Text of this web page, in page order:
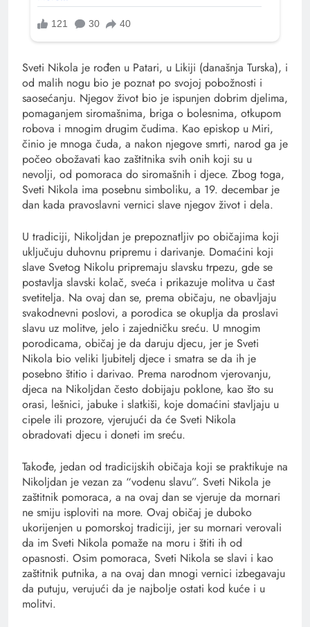
Sveti Nikola je rođen u Patari, u Likiji (današnja Turska), i
od malih nogu bio je poznat po svojoj pobožnosti i
saosećanju. Njegov život bio je ispunjen dobrim djelima,
pomaganjem siromašnima, briga o bolesnima, otkupom
robova i mnogim drugim čudima. Kao episkop u Miri,
činio je mnoga čuda, a nakon njegove smrti, narod ga je
počeo obožavati kao zaštitnika svih onih koji su u
nevolji, od pomoraca do siromašnih i djece. Zbog toga,
Sveti Nikola ima posebnu simboliku, a 19. decembar je
dan kada pravoslavni vernici slave njegov život i dela.
U tradiciji, Nikoljdan je prepoznatljiv po običajima koji
uključuju duhovnu pripremu i darivanje. Domaćini koji
slave Svetog Nikolu pripremaju slavsku trpezu, gde se
postavlja slavski kolač, sveća i prikazuje molitva u čast
svetitelja. Na ovaj dan se, prema običaju, ne obavljaju
svakodnevni poslovi, a porodica se okuplja da proslavi
slavu uz molitve, jelo i zajedničku sreću. U mnogim
porodicama, običaj je da daruju djecu, jer je Sveti
Nikola bio veliki ljubitelj djece i smatra se da ih je
posebno štitio i darivao. Prema narodnom vjerovanju,
djeca na Nikoljdan često dobijaju poklone, kao što su
orasi, lešnici, jabuke i slatkiši, koje domaćini stavljaju u
cipele ili prozore, vjerujući da će Sveti Nikola
obradovati djecu i doneti im sreću.
Takođe, jedan od tradicijskih običaja koji se praktikuje na
Nikoljdan je vezan za “vodenu slavu”. Sveti Nikola je
zaštitnik pomoraca, a na ovaj dan se vjeruje da mornari
ne smiju isploviti na more. Ovaj običaj je duboko
ukorijenjen u pomorskoj tradiciji, jer su mornari verovali
da im Sveti Nikola pomaže na moru i štiti ih od
opasnosti. Osim pomoraca, Sveti Nikola se slavi i kao
zaštitnik putnika, a na ovaj dan mnogi vernici izbegavaju
da putuju, verujući da je najbolje ostati kod kuće i u
molitvi.